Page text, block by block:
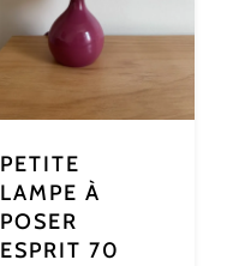
PETITE
LAMPE À
POSER
ESPRIT 70